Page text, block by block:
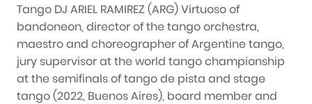
Tango DJ ARIEL RAMIREZ (ARG) Virtuoso of
bandoneon, director of the tango orchestra,
maestro and choreographer of Argentine tango,
jury supervisor at the world tango championship
at the semifinals of tango de pista and stage
tango (2022, Buenos Aires), board member and